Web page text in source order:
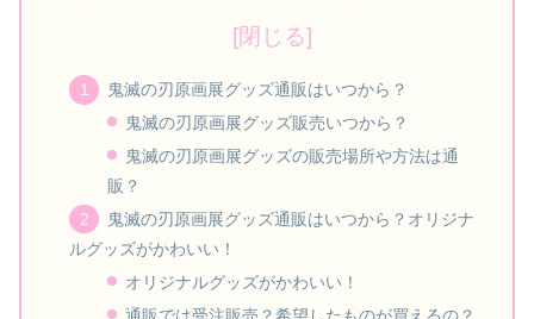
鬼滅の刃原画展グッズ通販はいつから？
鬼滅の刃原画展グッズ販売いつから？
鬼滅の刃原画展グッズの販売場所や方法は通
販？
鬼滅の刃原画展グッズ通販はいつから？オリジナ
ルグッズがかわいい！
オリジナルグッズがかわいい！
通販では受注販売？希望したものが買えるの？